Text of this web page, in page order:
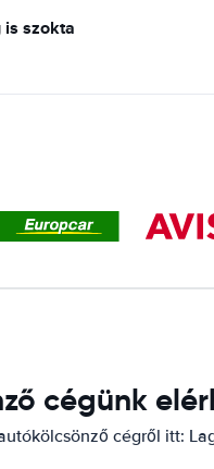
is szokta
cégünk
cégről itt: